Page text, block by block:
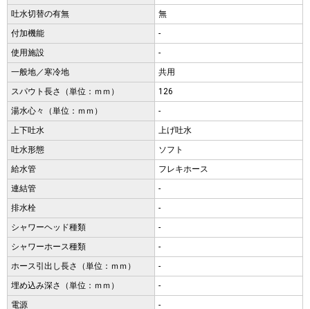
吐水切替の有無
無
付加機能
-
使用施設
-
一般地／寒冷地
共用
スパウト長さ（単位：ｍｍ）
126
湯水心々（単位：ｍｍ）
-
上下吐水
上げ吐水
吐水形態
ソフト
給水管
フレキホース
連結管
-
排水栓
-
シャワーヘッド種類
-
シャワーホース種類
-
ホース引出し長さ（単位：ｍｍ）
-
埋め込み深さ（単位：ｍｍ）
-
電源
-